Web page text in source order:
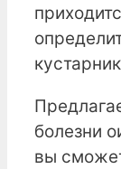
болезни
вы